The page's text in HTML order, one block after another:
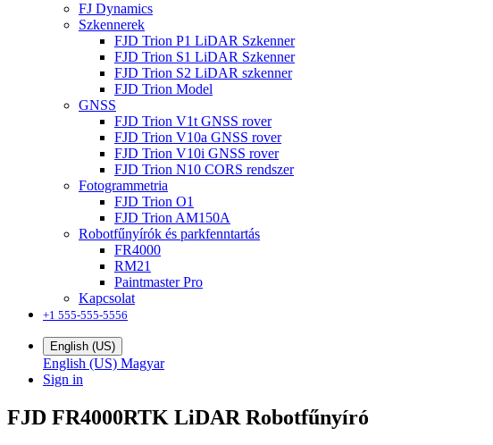
FJ Dynamics
Szkennerek
FJD Trion P1 LiDAR Szkenner
FJD Trion S1 LiDAR Szkenner
FJD Trion S2 LiDAR szkenner
FJD Trion Model
GNSS
FJD Trion V1t GNSS rover
FJD Trion V10a GNSS rover
FJD Trion V10i GNSS rover
FJD Trion N10 CORS rendszer
Fotogrammetria
FJD Trion O1
FJD Trion AM150A
Robotfűnyírók és parkfenntartás
FR4000
RM21
Paintmaster Pro
Kapcsolat
+1 555-555-5556
English (US)
English (US) Magyar
Sign in
FJD FR4000RTK LiDAR Robotfűnyíró